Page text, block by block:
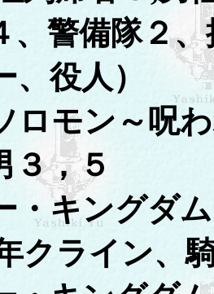
、警備隊２
、役人）
ロモン～呪
３，５
・キングダ
ライン、